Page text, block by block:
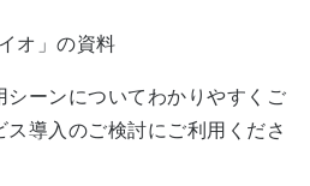
オ」の資料
シーンについてわかりやすくご
導入のご検討にご利用くださ